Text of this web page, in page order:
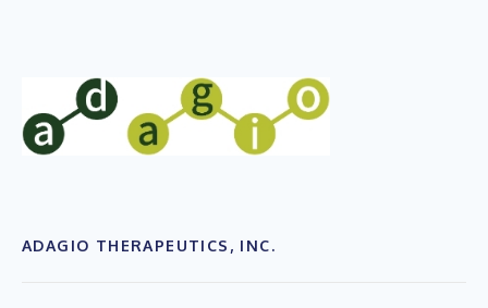
ADAGIO THERAPEUTICS, INC.